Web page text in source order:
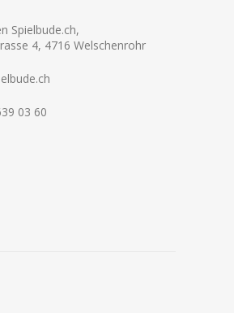
Spielbude.ch,
4, 4716 Welschenrohr
03 60